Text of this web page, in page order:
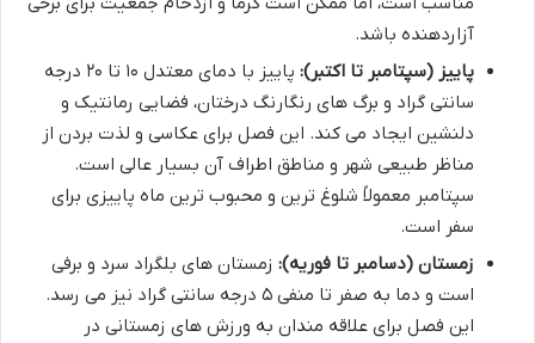
آزاردهنده باشد.
پاییز (سپتامبر تا اکتبر):
پاییز با دمای معتدل ۱۰ تا ۲۰ درجه
سانتی گراد و برگ های رنگارنگ درختان، فضایی رمانتیک و
دلنشین ایجاد می کند. این فصل برای عکاسی و لذت بردن از
مناظر طبیعی شهر و مناطق اطراف آن بسیار عالی است.
سپتامبر معمولاً شلوغ ترین و محبوب ترین ماه پاییزی برای
سفر است.
زمستان (دسامبر تا فوریه): زمستان های بلگراد سرد و برفی
است و دما به صفر تا منفی ۵ درجه سانتی گراد نیز می رسد.
این فصل برای علاقه مندان به ورزش های زمستانی در